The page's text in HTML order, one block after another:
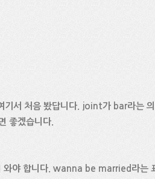
서 처음 봤답니다. joint가 bar라는 의
좋겠습니다.
와야 합니다. wanna be married라는